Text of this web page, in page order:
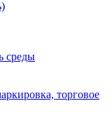
среды
торговое